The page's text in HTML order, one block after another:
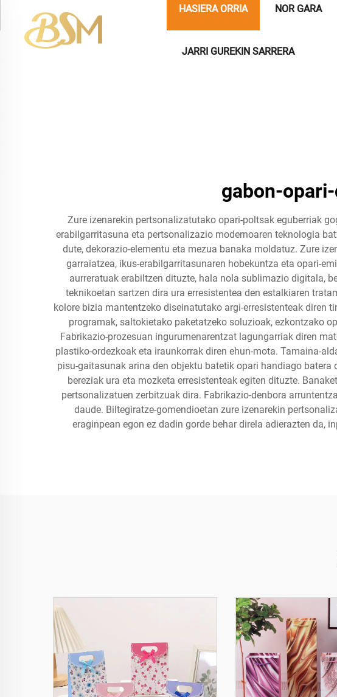
HASIERA ORRIA NOR GARA
JARRI GUREKIN SARRERA
gabon-
Zure izenarekin pertsonalizatutako opari-poltsak eguberriak
erabilgarritasuna eta pertsonalizazio modernoaren teknologia
dute, dekorazio-elementu eta mezua banaka moldatuz. Zure
garraiatzea, ikus-erabilgarritasunaren hobekuntza eta opari-
aurreratuak erabiltzen dituzte, hala nola sublimazio digitala,
teknikoetan sartzen dira ura erresistentea den estalkiaren
kolore bizia mantentzeko diseinatutako argi-erresistenteak diren
programak, saltokietako paketatzeko soluzioak, ezkontzako
Fabrikazio-prozesuan ingurumenarentzat lagungarriak diren
plastiko-ordezkoak eta iraunkorrak diren ehun-mota. Tamaina-
pisu-gaitasunak arina den objektu batetik opari handiago batera
bereziak ura eta mozketa erresistenteak egiten dituzte.
pertsonalizatuen zerbitzuak dira. Fabrikazio-denbora
daude. Biltegiratze-gomendioetan zure izenarekin
eraginpean egon ez dadin gorde behar direla adierazten da,